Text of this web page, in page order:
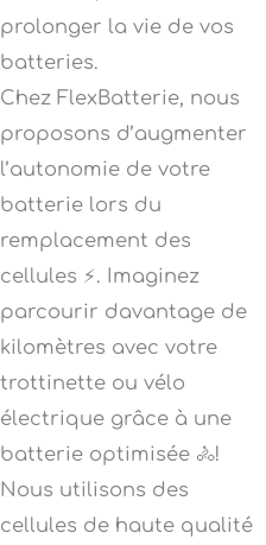
prolonger la vie de vos
batteries.
Chez FlexBatterie, nous
proposons d’augmenter
l’autonomie de votre
batterie lors du
remplacement des
cellules ⚡. Imaginez
parcourir davantage de
kilomètres avec votre
trottinette ou vélo
électrique grâce à une
batterie optimisée 🚴!
Nous utilisons des
cellules de haute qualité